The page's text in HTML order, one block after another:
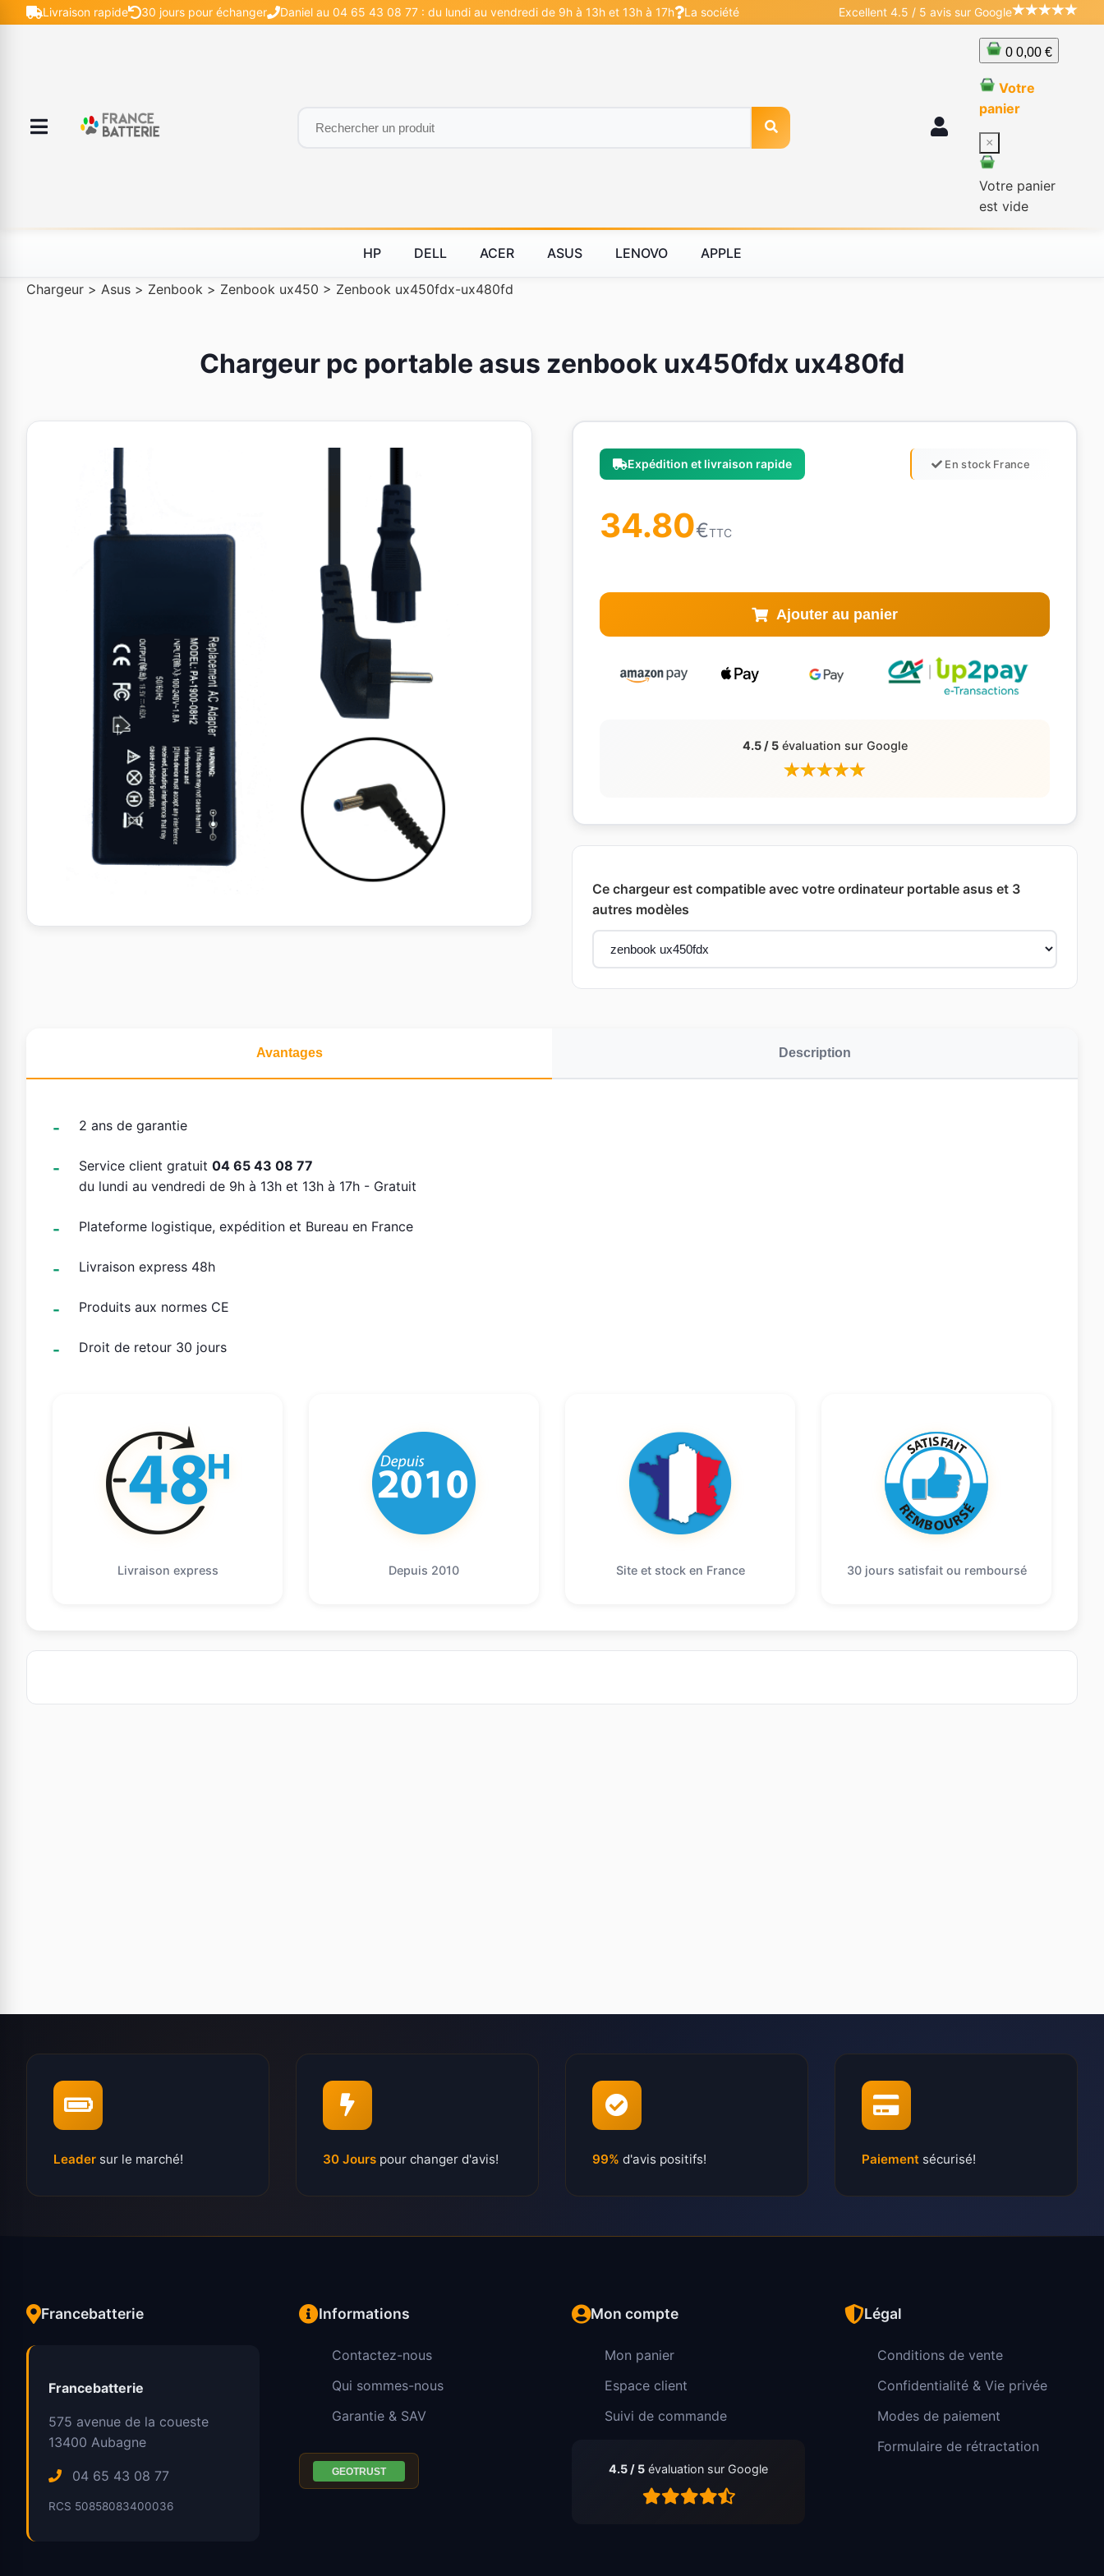
Livraison rapide 30 jours pour échanger Daniel au 04 65 43 08 77 : du lundi au vendredi de 9h à 13h et 13h à 17h La société Excellent 4.5 / 5 avis sur Google
0 0,00 €
Votre
panier
×
Votre panier
est vide
HP DELL ACER ASUS LENOVO APPLE
Chargeur > Asus > Zenbook > Zenbook ux450 > Zenbook ux450fdx-ux480fd
Chargeur pc portable asus zenbook ux450fdx ux480fd
Expédition et livraison rapide En stock France
34.80€TTC
Ajouter au panier
4.5 / 5évaluation sur Google
Ce chargeur est compatible avec votre ordinateur portable asus et 3
autres modèles
Avantages Description
2 ans de garantie
Service client gratuit 04 65 43 08 77
du lundi au vendredi de 9h à 13h et 13h à 17h - Gratuit
Plateforme logistique, expédition et Bureau en France
Livraison express 48h
Produits aux normes CE
Droit de retour 30 jours
Livraison express Depuis 2010 Site et stock en France 30 jours satisfait ou remboursé
Leader sur le marché! 30 Jours pour changer d'avis! 99% d'avis positifs! Paiement sécurisé!
Francebatterie
Francebatterie
575 avenue de la coueste
13400 Aubagne
04 65 43 08 77
RCS 50858083400036
Informations
Contactez-nous
Qui sommes-nous
Garantie & SAV
Mon compte
Mon panier
Espace client
Suivi de commande
4.5 / 5 évaluation sur Google
Légal
Conditions de vente
Confidentialité & Vie privée
Modes de paiement
Formulaire de rétractation